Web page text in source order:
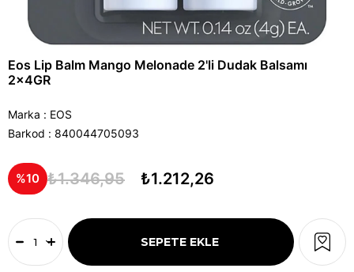
Eos Lip Balm Mango Melonade 2'li Dudak Balsamı
2x4GR
Marka : EOS
Barkod : 840044705093
10 ₺1.346,95 ₺1.212,26